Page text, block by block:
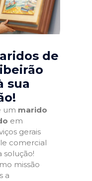
de
sua
um marido
em
gerais
comercial
solução!
missão
a